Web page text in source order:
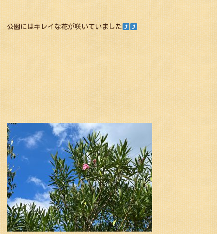
公園にはキレイな花が咲いていました